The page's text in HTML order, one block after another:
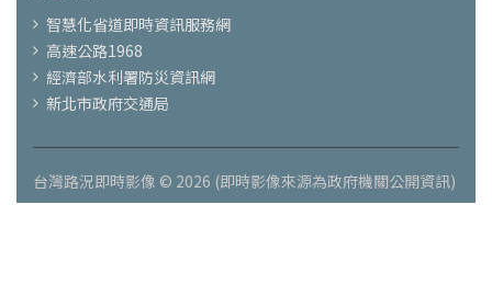
智慧化省道即時資訊服務網
高速公路1968
經濟部水利署防災資訊網
新北市政府交通局
台灣路況即時影像 © 2026 (即時影像來源為政府機關公開資訊)